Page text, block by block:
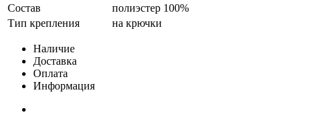
Состав
полиэстер 100%
Тип крепления
на крючки
Наличие
Доставка
Оплата
Информация